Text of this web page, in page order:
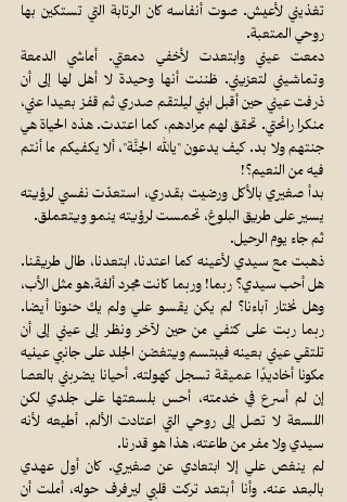
تغذيني لأعيش. صوت أنفاسه كان الرتابة التي تستكين بها
روحي المتعبة.
دمعت عيني وابتعدت لأخفي دمعتي. أماشي الدمعة
وتماشيني لتعزيني. ظننت أنها وحيدة لا أهل لها إلى أن
ذرفت عيني حين أقبل ابني ليلتقم صدري ثم قفز بعيدا عني،
منكرا رائحتي. تحقق لهم مرادهم، كما اعتدت. هذه الحياة هي
جنتهم ولا بد. كيف يدعون "يالله الجنَّة"، ألا يكفيكم ما أنتم
فيه من النعيم؟!
بدأ صغيري بالأكل ورضيت بقدري، استعدّت نفسي لرؤيته
يسير على طريق البلوغ، تحمست لرؤيته ينمو ويتعملق.
ثم جاء يوم الرحيل.
ذهبت مع سيدي لأعينه كما اعتدنا، ابتعدنا، طال طريقنا.
هل أحب سيدي؟ ربما! وربما كانت مجرد ألفة.هو مثل الأب،
وهل نختار آباءنا؟ لم يكن يقسو علي ولم يك حنونا أيضا.
ربما ربت على كتفي من حين لآخر ونظر إلى عيني إلى أن
تلتقي عيني بعينه فيبتسم ويتغضن الجلد على جانبي عينيه
مكونا أخاديدًِا عميقة تسجل كهولته. أحيانا يضربني بالعصا
إن لم أسرع في خدمته، أحس بلسعتها على جلدي لكن
اللسعة لا تصل إلى روحي التي اعتادت الألم. أطيعه لأنه
سيدي ولا مفر من طاعته، هذا هو قدرنا.
لم ينغص علي إلا ابتعادي عن صغيري. كان أول عهدي
بالبعد عنه. وأنا أبتعد تركت قلبي ليرفرف حوله، أملت أن